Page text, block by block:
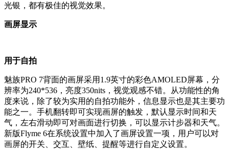
光银，都有极佳的视觉效果。
画屏显示
用于自拍
魅族PRO 7背面的画屏采用1.9英寸的彩色AMOLED屏幕，分
辨率为240*536，亮度350nits，视觉观感不错。从功能性的角
度来说，除了较为实用的自拍功能外，信息显示也是其主要功
能之一。手机翻转即可实现画屏的触发，默认显示时间和天
气，左右滑动即可对画面进行切换，可以显示计步器和天气。
新版Flyme 6在系统设置中加入了画屏设置一项，用户可以对
画屏的开关、交互、壁纸、提醒等进行自定义设置。